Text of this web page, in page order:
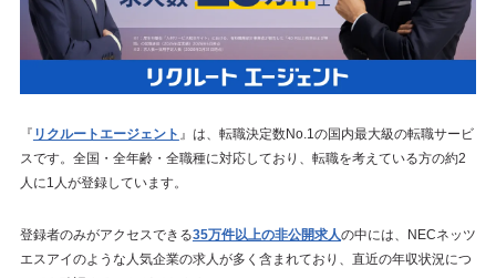
『 リクルートエージェント 』は、転職決定数No.1の国内最大級の転職サービ
スです。全国・全年齢・全職種に対応しており、転職を考えている方の約2
人に1人が登録しています。
登録者のみがアクセスできる35万件以上の非公開求人の中には、NECネッツ
エスアイのような人気企業の求人が多く含まれており、直近の年収状況につ